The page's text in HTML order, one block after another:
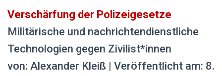
Verschärfung der Polizeigesetze
Militärische und nachrichtendienstliche
Technologien gegen Zivilist*innen
von: Alexander Kleiß | Veröffentlicht am: 8.